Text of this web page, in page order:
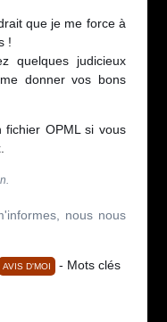
que je me force à
!
quelques judicieux
donner vos bons
OPML si vous
nous nous
AVIS D'MOI - Mots clés